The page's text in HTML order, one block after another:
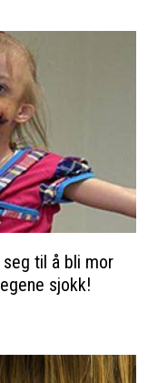
til å bli mor
sjokk!